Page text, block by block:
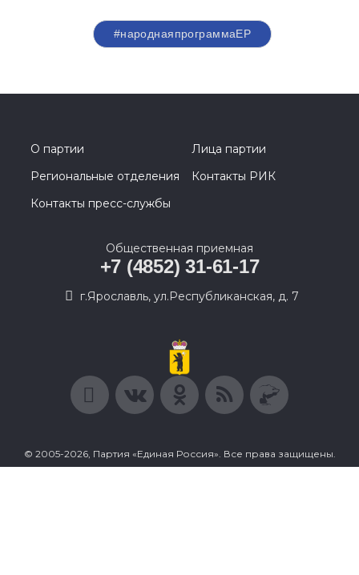
#народнаяпрограммаЕР
О партии
Лица партии
Региональные отделения
Контакты РИК
Контакты пресс-службы
Общественная приемная
+7 (4852) 31-61-17
г.Ярославль, ул.Республиканская, д. 7
© 2005-2026, Партия «Единая Россия». Все права защищены.